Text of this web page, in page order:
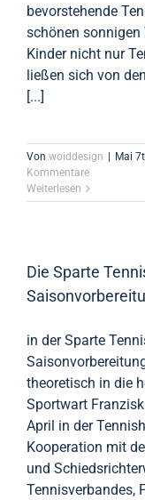
bevorstehende
schönen sonnigen
Kinder nicht nur
ließen sich von
[...]
Von woiddesign Mai
Kommentare
Weiterlesen
Die Sparte
in der Sparte
theoretisch in die
Sportwart
April in der
Kooperation mit
und
Tennisverbandes,